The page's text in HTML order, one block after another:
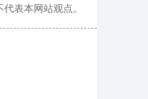
表本网站观点。